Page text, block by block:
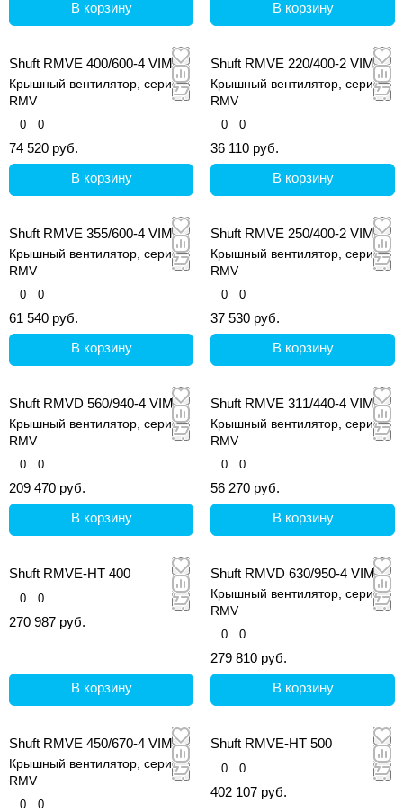
В корзину В корзину
Shuft RMVE 400/600-4 VIM
Крышный вентилятор, серия
RMV
0 0
74 520 руб.
В корзину
Shuft RMVE 220/400-2 VIM
Крышный вентилятор, серия
RMV
0 0
36 110 руб.
В корзину
Shuft RMVE 355/600-4 VIM
Крышный вентилятор, серия
RMV
0 0
61 540 руб.
В корзину
Shuft RMVE 250/400-2 VIM
Крышный вентилятор, серия
RMV
0 0
37 530 руб.
В корзину
Shuft RMVD 560/940-4 VIM
Крышный вентилятор, серия
RMV
0 0
209 470 руб.
В корзину
Shuft RMVE 311/440-4 VIM
Крышный вентилятор, серия
RMV
0 0
56 270 руб.
В корзину
Shuft RMVE-HT 400
0 0
270 987 руб.
В корзину
Shuft RMVD 630/950-4 VIM
Крышный вентилятор, серия
RMV
0 0
279 810 руб.
В корзину
Shuft RMVE 450/670-4 VIM
Крышный вентилятор, серия
RMV
0 0
Shuft RMVE-HT 500
0 0
402 107 руб.